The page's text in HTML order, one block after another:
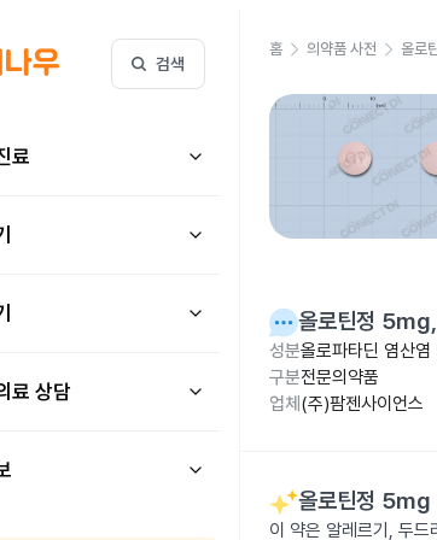
검색
료
료 상담
홈 의약품 사전 올로
올로틴정 5mg
성분올로파타딘 염산
구분전문의약품
업체 (주)팜젠사이언스
올로틴정 5mg
이 약은 알레르기, 두드